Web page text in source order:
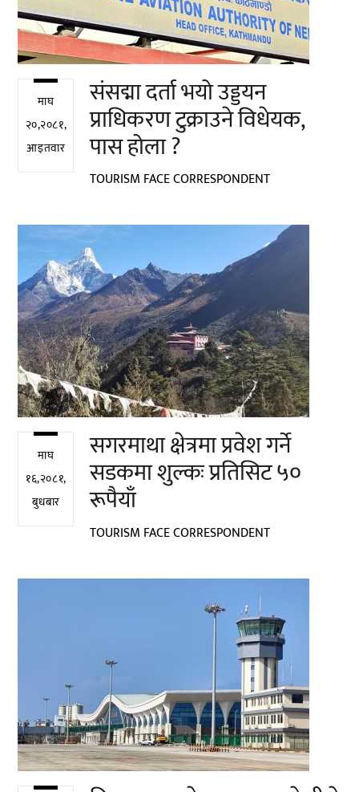
माघ
२०,२०८१,
आइतवार
संसद्मा दर्ता भयो उड्डयन
प्राधिकरण टुक्राउने विधेयक,
पास होला ?
TOURISM FACE CORRESPONDENT
माघ
१६,२०८१,
बुधबार
सगरमाथा क्षेत्रमा प्रवेश गर्ने
सडकमा शुल्कः प्रतिसिट ५०
रूपैयाँ
TOURISM FACE CORRESPONDENT